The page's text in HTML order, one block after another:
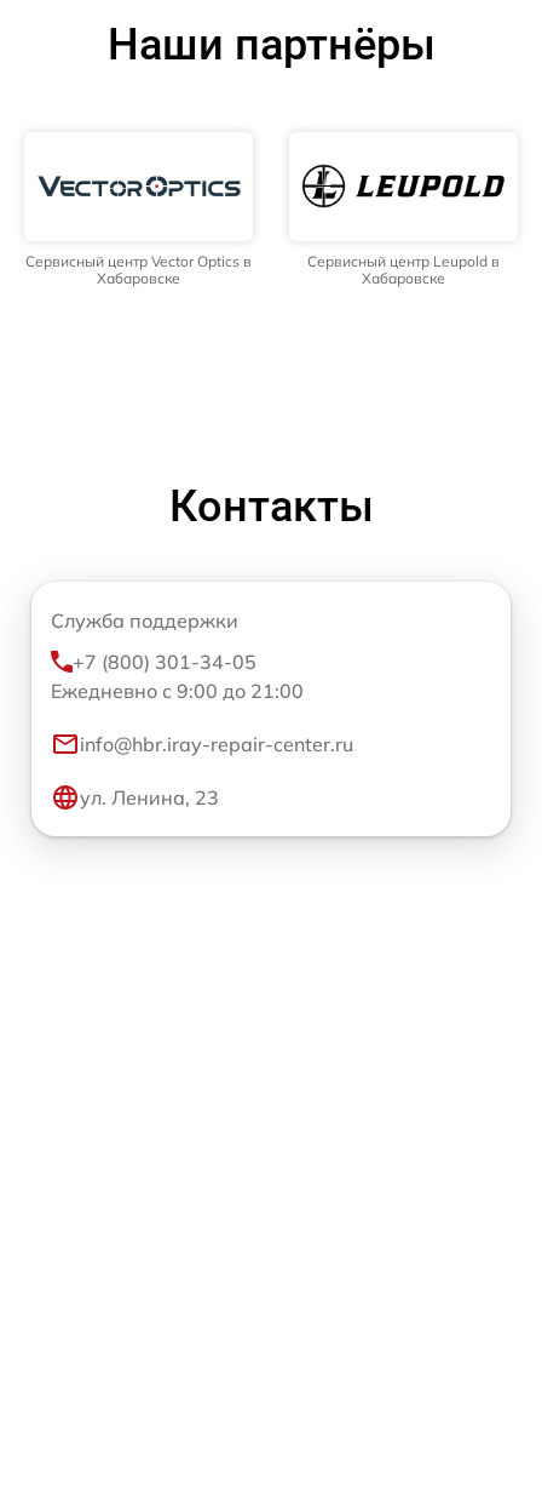
Наши партнёры
Сервисный центр Vector Optics в
Хабаровске
Сервисный центр Leupold в
Хабаровске
Контакты
Служба поддержки
+7 (800) 301-34-05
Ежедневно с 9:00 до 21:00
info@hbr.iray-repair-center.ru
ул. Ленина, 23